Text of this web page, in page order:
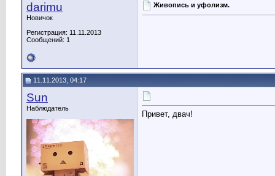
darimu
Новичок
Регистрация: 11.11.2013
Сообщений: 1
Живопись и уфолизм.
11.11.2013, 04:17
Sun
Наблюдатель
Привет, двач!